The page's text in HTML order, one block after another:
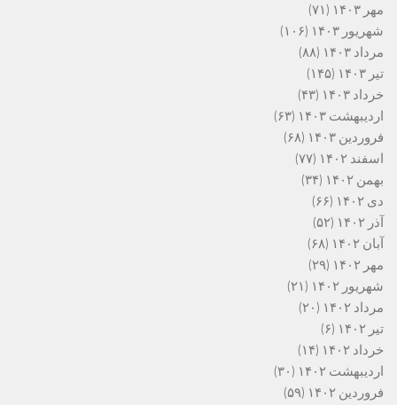
مهر ۱۴۰۳
(۷۱)
شهریور ۱۴۰۳
(۱۰۶)
مرداد ۱۴۰۳
(۸۸)
تیر ۱۴۰۳
(۱۴۵)
خرداد ۱۴۰۳
(۴۳)
اردیبهشت ۱۴۰۳
(۶۳)
فروردین ۱۴۰۳
(۶۸)
اسفند ۱۴۰۲
(۷۷)
بهمن ۱۴۰۲
(۳۴)
دی ۱۴۰۲
(۶۶)
آذر ۱۴۰۲
(۵۲)
آبان ۱۴۰۲
(۶۸)
مهر ۱۴۰۲
(۲۹)
شهریور ۱۴۰۲
(۲۱)
مرداد ۱۴۰۲
(۲۰)
تیر ۱۴۰۲
(۶)
خرداد ۱۴۰۲
(۱۴)
اردیبهشت ۱۴۰۲
(۳۰)
فروردین ۱۴۰۲
(۵۹)